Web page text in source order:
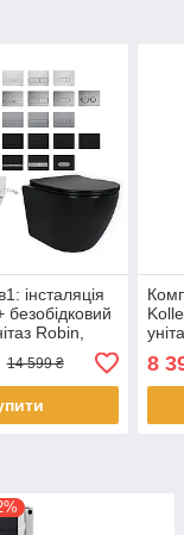
інсталяція
безобідковий
Robin,
на вибір
14 599 ₴ 8